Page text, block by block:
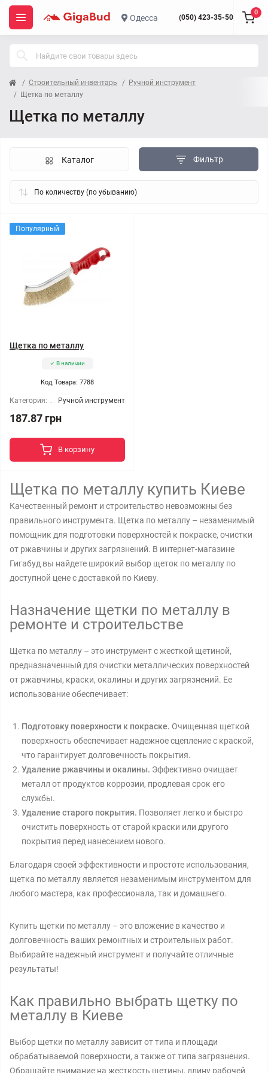
Одесса (050) 423-35-50
0
Строительный инвентарь
Ручной инструмент
Щетка по металлу
Щетка по металлу
Фильтр
Каталог
Популярный
Щетка по металлу
В наличии
Код Товара: 7788
Категория: Ручной инструмент
187.87 грн
В корзину
Щетка по металлу купить Киеве
Качественный ремонт и строительство невозможны без
правильного инструмента. Щетка по металлу – незаменимый
помощник для подготовки поверхностей к покраске, очистки
от ржавчины и других загрязнений. В интернет-магазине
Гигабуд вы найдете широкий выбор щеток по металлу по
доступной цене с доставкой по Киеву.
Назначение щетки по металлу в
ремонте и строительстве
Щетка по металлу – это инструмент с жесткой щетиной,
предназначенный для очистки металлических поверхностей
от ржавчины, краски, окалины и других загрязнений. Ее
использование обеспечивает:
Подготовку поверхности к покраске. Очищенная щеткой
поверхность обеспечивает надежное сцепление с краской,
что гарантирует долговечность покрытия.
Удаление ржавчины и окалины. Эффективно очищает
металл от продуктов коррозии, продлевая срок его
службы.
Удаление старого покрытия. Позволяет легко и быстро
очистить поверхность от старой краски или другого
покрытия перед нанесением нового.
Благодаря своей эффективности и простоте использования,
щетка по металлу является незаменимым инструментом для
любого мастера, как профессионала, так и домашнего.
Купить щетки по металлу – это вложение в качество и
долговечность ваших ремонтных и строительных работ.
Выбирайте надежный инструмент и получайте отличные
результаты!
Как правильно выбрать щетку по
металлу в Киеве
Выбор щетки по металлу зависит от типа и площади
обрабатываемой поверхности, а также от типа загрязнения.
Обращайте внимание на жесткость щетины, длину рабочей